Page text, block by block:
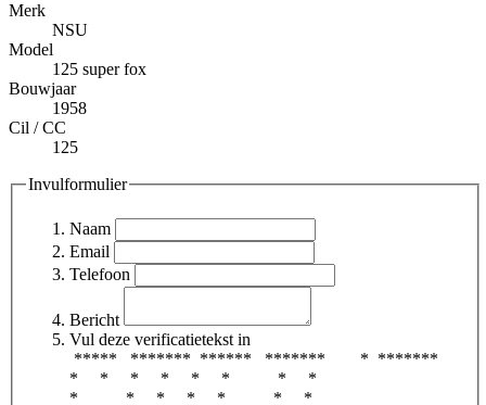
Merk
NSU
Model
125 super fox
Bouwjaar
1958
Cil / CC
125
Invulformulier
Naam
Email
Telefoon
Bericht
Vul deze verificatietekst in
***** ******* ****** ******* * *******
* * * * * * * *
* * * * * * *